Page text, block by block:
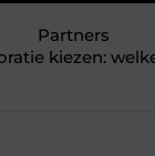
Partners
kiezen: